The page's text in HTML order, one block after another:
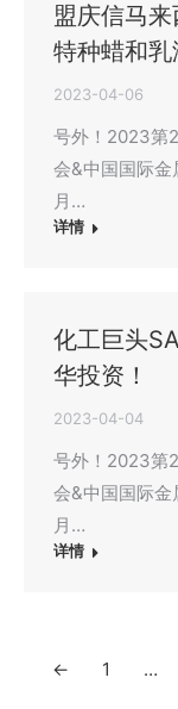
盟庆信马
特种蜡和
2023-04-06
号外！2023第
会&中国国际
月…
详情
化工巨头
华投资！
2023-04-04
号外！2023第
会&中国国际
月…
详情
← 1 …